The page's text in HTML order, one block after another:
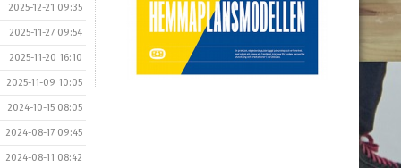
2025-12-21 09:35
2025-11-27 09:54
2025-11-20 16:10
2025-11-09 10:05
2024-10-15 08:05
2024-08-17 09:45
2024-08-11 08:42